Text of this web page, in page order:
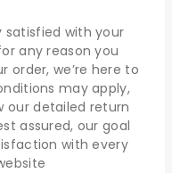
with your
any reason you
order, we’re here to
may apply,
our detailed return
assured, our goal
with every